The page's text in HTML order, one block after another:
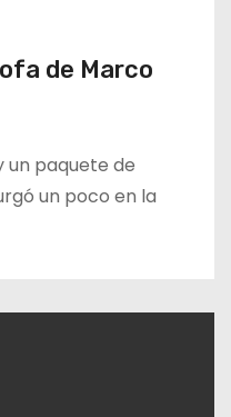
de Marco
un paquete de
un poco en la